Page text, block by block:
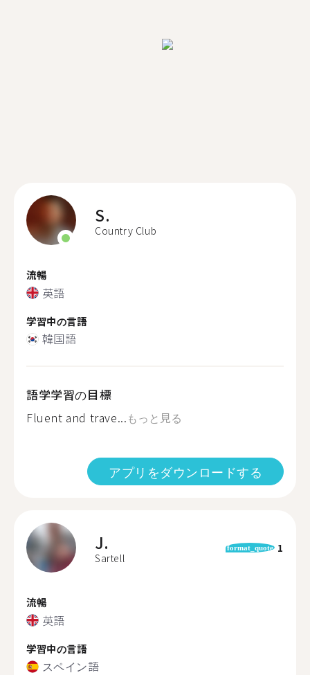
S.
Country Club
流暢
英語
学習中の言語
韓国語
語学学習の目標
Fluent and trave...もっと見る
アプリをダウンロードする
J.
Sartell
format_quote 1
流暢
英語
学習中の言語
スペイン語